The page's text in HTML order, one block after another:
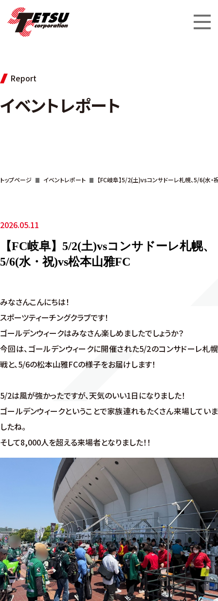
Report
イベントレポート
トップページ イベントレポート 【FC岐阜】5/2(土)vsコンサドーレ札幌、5/6(水
2026.05.11
【FC岐阜】5/2(土)vsコンサドーレ札幌、
5/6(水・祝)vs松本山雅FC
みなさんこんにちは！
スポーツティーチングクラブです！
ゴールデンウィークはみなさん楽しめましたでしょうか？
今回は、ゴールデンウィークに開催された5/2のコンサドーレ札幌
戦と、5/6の松本山雅FCの様子をお届けします！
5/2は風が強かったですが、天気のいい1日になりました！
ゴールデンウィークということで家族連れもたくさん来場していま
したね。
そして8,000人を超える来場者となりました！！